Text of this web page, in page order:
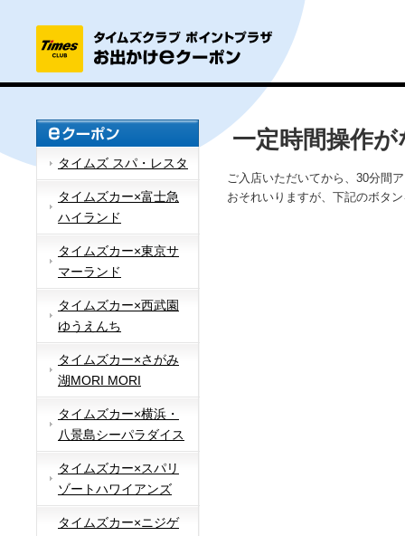
タイムズ スパ・レスタ
タイムズカー×富士急
ハイランド
タイムズカー×東京サ
マーランド
タイムズカー×西武園
ゆうえんち
タイムズカー×さがみ
湖MORI MORI
タイムズカー×横浜・
八景島シーパラダイス
タイムズカー×スパリ
ゾートハワイアンズ
タイムズカー×ニジゲ
一定時間操作
ご入店いただいてから、30分間
おそれいりますが、下記のボタ